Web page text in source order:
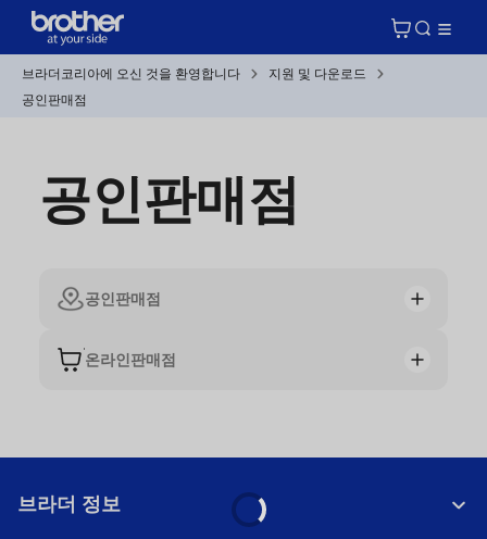
브라더코리아에 오신 것을 환영합니다
지원 및 다운로드
공인판매점
공인판매점
공인판매점
온라인판매점
브라더 정보